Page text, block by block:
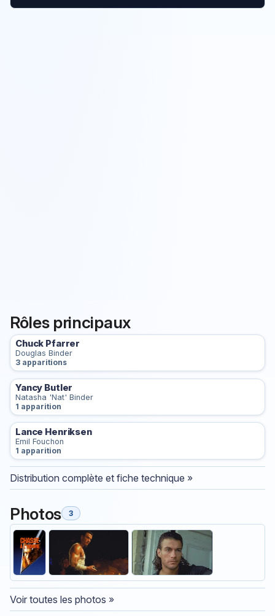
Rôles principaux
Chuck Pfarrer
Douglas Binder
3 apparitions
Yancy Butler
Natasha 'Nat' Binder
1 apparition
Lance Henriksen
Emil Fouchon
1 apparition
Distribution complète et fiche technique »
Photos 3
Voir toutes les photos »